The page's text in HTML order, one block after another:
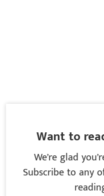
Want to
We’re glad
Subscribe to any